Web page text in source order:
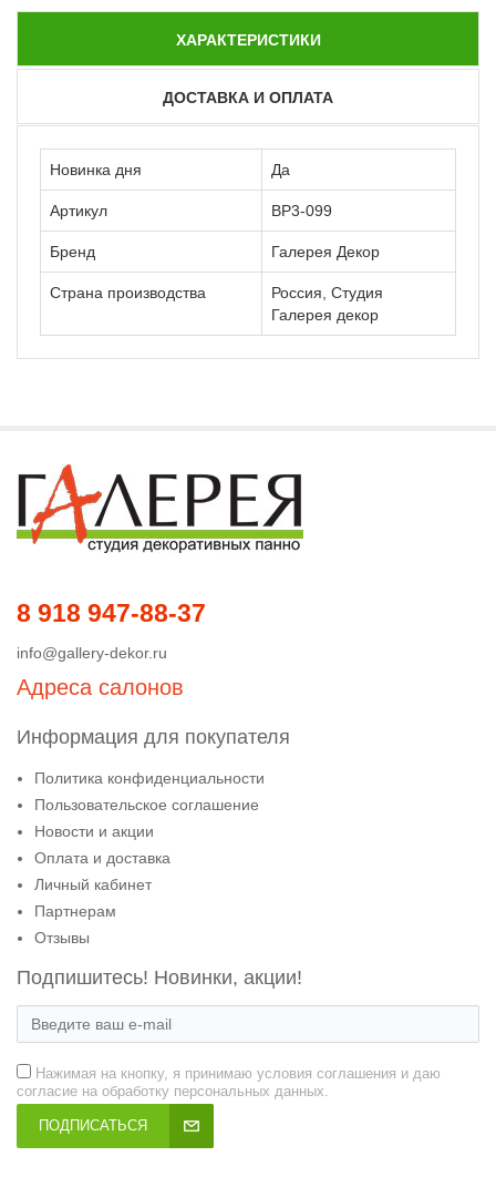
ХАРАКТЕРИСТИКИ
ДОСТАВКА И ОПЛАТА
Новинка дня Да
Артикул ВР3-099
Бренд Галерея Декор
Страна производства
Россия, Студия
Галерея декор
8 918 947-88-37
info@gallery-dekor.ru
Адреса салонов
Информация для покупателя
Политика конфиденциальности
Пользовательское соглашение
Новости и акции
Оплата и доставка
Личный кабинет
Партнерам
Отзывы
Подпишитесь! Новинки, акции!
Нажимая на кнопку, я принимаю условия соглашения и даю
согласие на обработку персональных данных.
ПОДПИСАТЬСЯ